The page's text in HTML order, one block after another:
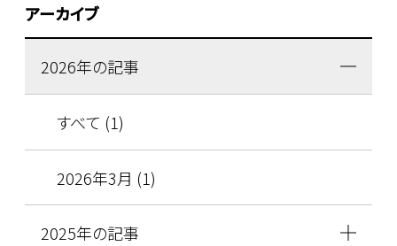
アーカイブ
2026年の記事
すべて (1)
2026年3月 (1)
2025年の記事